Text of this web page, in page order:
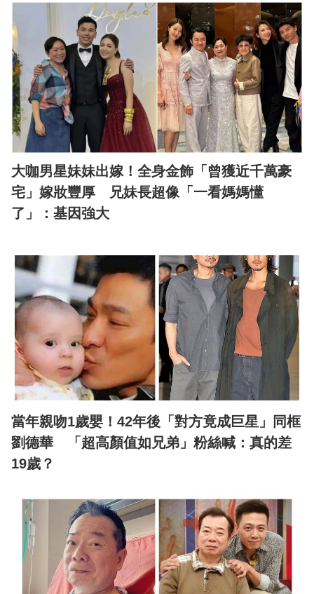
大咖男星妹妹出嫁！全身金飾「曾獲近千萬豪
宅」嫁妝豐厚 兄妹長超像「一看媽媽懂
了」：基因強大
當年親吻1歲嬰！42年後「對方竟成巨星」同框
劉德華 「超高顏值如兄弟」粉絲喊：真的差
19歲？